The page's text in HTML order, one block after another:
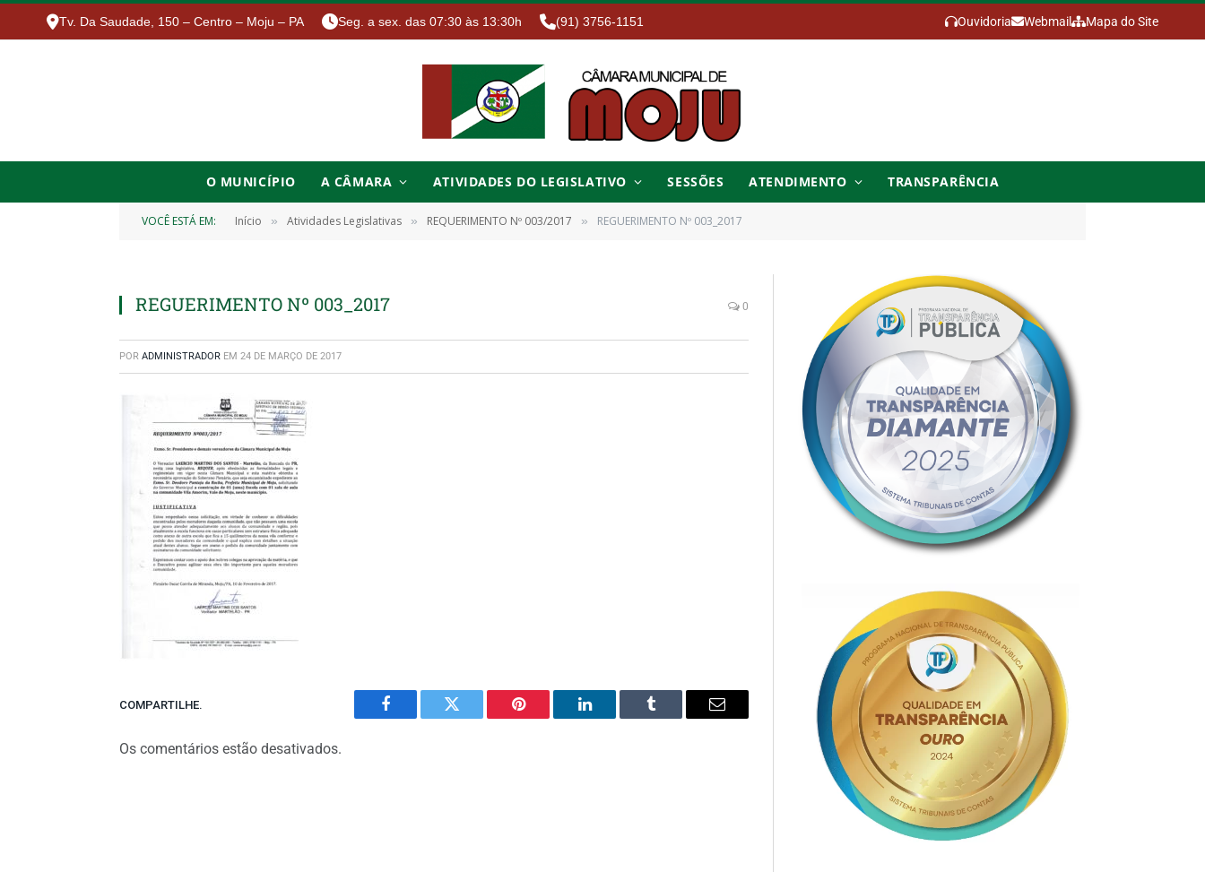
Tv. Da Saudade, 150 – Centro – Moju – PA Seg. a sex. das 07:30 às 13:30h (91) 3756-1151 Ouvidoria Webmail Mapa do Site
O MUNICÍPIO A CÂMARA ATIVIDADES DO LEGISLATIVO SESSÕES ATENDIMENTO TRANSPARÊNCIA
VOCÊ ESTÁ EM: Início » Atividades Legislativas » REQUERIMENTO Nº 003/2017 » REGUERIMENTO Nº 003_2017
REGUERIMENTO Nº 003_2017 0
POR ADMINISTRADOR EM 24 DE MARÇO DE 2017
COMPARTILHE.
Facebook Twitter Pinterest
O
Tumblr
E-
Os comentários estão desativados.